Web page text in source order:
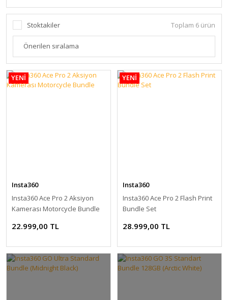
Stoktakiler Toplam 6 ürün
YENİ
Insta360
Insta360 Ace Pro 2 Aksiyon
Kamerası Motorcycle Bundle
22.999,00 TL
YENİ
Insta360
Insta360 Ace Pro 2 Flash Print
Bundle Set
28.999,00 TL